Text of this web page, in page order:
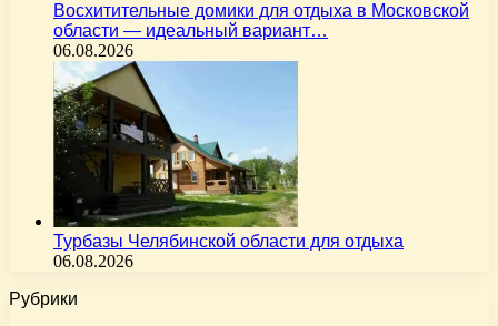
Восхитительные домики для отдыха в Московской
области — идеальный вариант…
06.08.2026
Турбазы Челябинской области для отдыха
06.08.2026
Рубрики